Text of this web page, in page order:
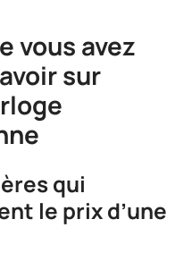
vous avez
sur
qui
le prix d’une